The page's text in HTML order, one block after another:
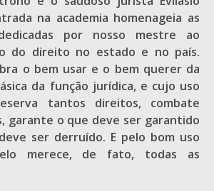
na academia homenageia as
por nosso mestre ao
do direito no estado e no país.
o bem usar e o bem querer da
da função jurídica, e cujo uso
tantos direitos, combate
garante o que deve ser garantido
ser derruído. E pelo bom uso
merece, de fato, todas as